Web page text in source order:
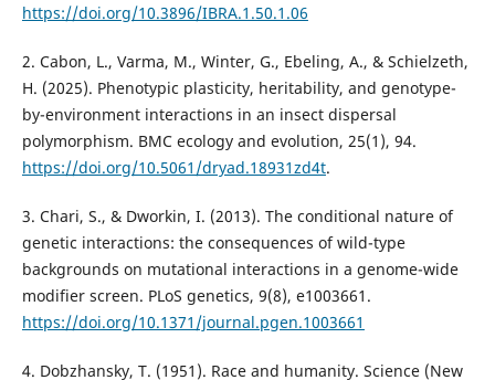
https://doi.org/10.3896/IBRA.1.50.1.06
2. Cabon, L., Varma, M., Winter, G., Ebeling, A., & Schielzeth,
H. (2025). Phenotypic plasticity, heritability, and genotype-
by-environment interactions in an insect dispersal
polymorphism. BMC ecology and evolution, 25(1), 94.
https://doi.org/10.5061/dryad.18931zd4t.
3. Chari, S., & Dworkin, I. (2013). The conditional nature of
genetic interactions: the consequences of wild-type
backgrounds on mutational interactions in a genome-wide
modifier screen. PLoS genetics, 9(8), e1003661.
https://doi.org/10.1371/journal.pgen.1003661
4. Dobzhansky, T. (1951). Race and humanity. Science (New